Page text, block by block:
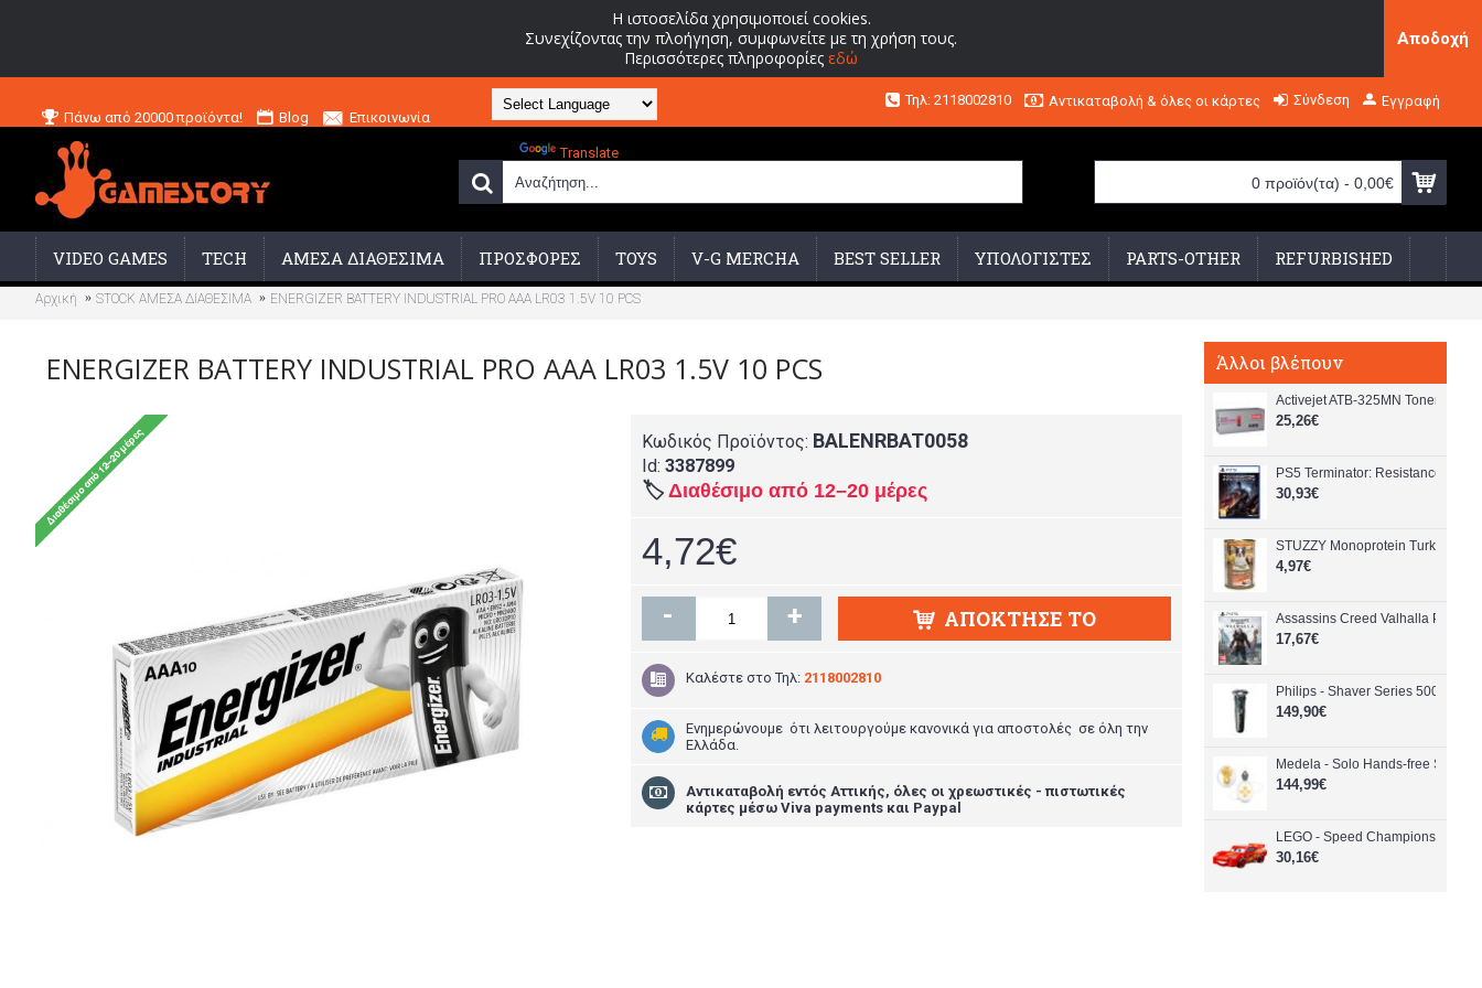
Η ιστοσελίδα χρησιμοποιεί cookies.
Συνεχίζοντας την πλοήγηση, συμφωνείτε με τη χρήση τους.
Περισσότερες πληροφορίες εδώ
Αποδοχή
Πάνω από 20000 προϊόντα! Blog
Επικοινωνία
Translate
Τηλ: 2118002810 Αντικαταβολή & όλες οι κάρτες Σύνδεση Εγγραφή
0 προϊόν(τα) - 0,00€
VIDEO GAMES TECH ΑΜΕΣΑ ΔΙΑΘΕΣΙΜΑ ΠΡΟΣΦΟΡΕΣ TOYS V-G MERCHA BEST SELLER ΥΠΟΛΟΓΙΣΤΕΣ PARTS-OTHER REFURBISHED
Αρχική STOCK ΑΜΕΣΑ ΔΙΑΘΕΣΙΜΑ ENERGIZER BATTERY INDUSTRIAL PRO AAA LR03 1.5V 10 PCS
Άλλοι βλέπουν
Activejet ATB-325MN Toner
25,26€
PS5 Terminator: Resistance
30,93€
STUZZY Monoprotein Turkey -
4,97€
Assassins Creed Valhalla
17,67€
Philips - Shaver Series 5000
149,90€
Medela - Solo Hands-free Single
144,99€
LEGO - Speed Champions -
30,16€
ENERGIZER BATTERY INDUSTRIAL PRO AAA LR03 1.5V 10 PCS
Κωδικός Προϊόντος: BALENRBAT0058
Id: 3387899
🏷️ Διαθέσιμο από 12–20 μέρες
4,72€
- + ΑΠΌΚΤΗΣΕ ΤΟ
Καλέστε στοΤηλ: 2118002810
Ενημερώνουμε ότι λειτουργούμε κανονικά για αποστολές σε όλη την
Ελλάδα.
Aντικαταβολή εντός Αττικής, όλες οι χρεωστικές - πιστωτικές
κάρτες μέσω Viva payments και Paypal